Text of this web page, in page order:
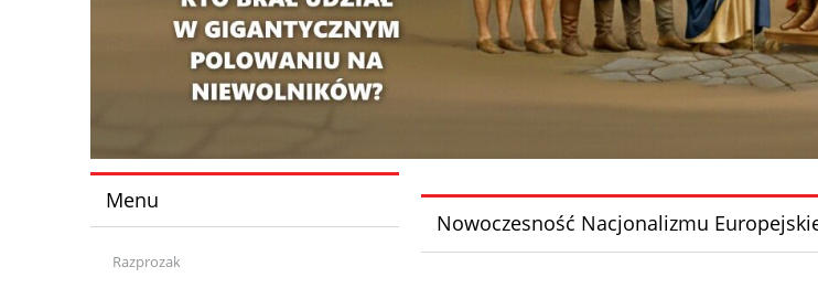
Menu
Razprozak
Nowoczesność Nacjonalizmu